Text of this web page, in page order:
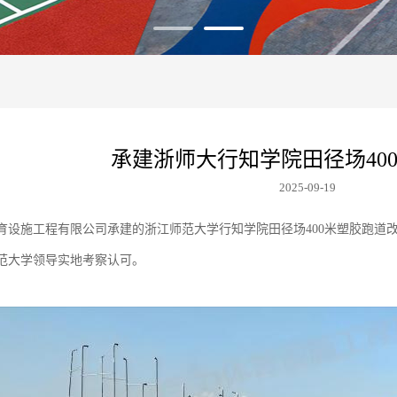
承建浙师大行知学院田径场
2025-09-19
设施工程有限公司承建的浙江师范大学行知学院田径场400米塑胶跑道
大学领导实地考察认可。